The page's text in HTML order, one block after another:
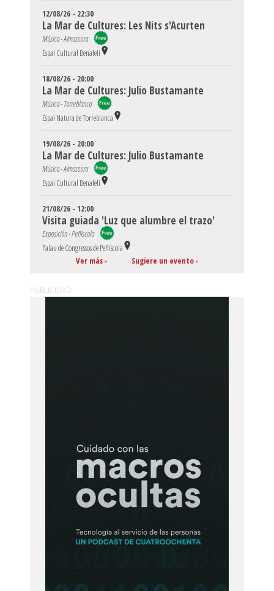
12/08/26 - 22:30
La Mar de Cultures: Les Nits s'Acurten
Música - Almassora
Espai Cultural Benafelí
18/08/26 - 20:00
La Mar de Cultures: Julio Bustamante
Música - Torreblanca
Espai Natura de Torreblanca
19/08/26 - 20:00
La Mar de Cultures: Julio Bustamante
Música - Almassora
Espai Cultural Benafelí
21/08/26 - 12:00
Visita guiada 'Luz que alumbre el trazo'
Exposición - Peñíscola
Palau de Congressos de Peñíscola
Ver más» Sugiere un evento»
PUBLICIDAD